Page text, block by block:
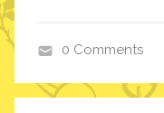
n
0 Comments